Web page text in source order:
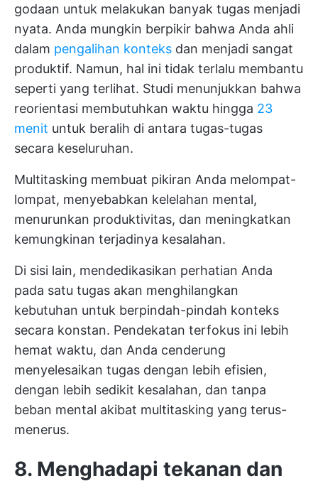
godaan untuk melakukan banyak tugas menjadi
nyata. Anda mungkin berpikir bahwa Anda ahli
dalam pengalihan konteks dan menjadi sangat
produktif. Namun, hal ini tidak terlalu membantu
seperti yang terlihat. Studi menunjukkan bahwa
reorientasi membutuhkan waktu hingga 23
menit untuk beralih di antara tugas-tugas
secara keseluruhan.
Multitasking membuat pikiran Anda melompat-
lompat, menyebabkan kelelahan mental,
menurunkan produktivitas, dan meningkatkan
kemungkinan terjadinya kesalahan.
Di sisi lain, mendedikasikan perhatian Anda
pada satu tugas akan menghilangkan
kebutuhan untuk berpindah-pindah konteks
secara konstan. Pendekatan terfokus ini lebih
hemat waktu, dan Anda cenderung
menyelesaikan tugas dengan lebih efisien,
dengan lebih sedikit kesalahan, dan tanpa
beban mental akibat multitasking yang terus-
menerus.
8. Menghadapi tekanan dan